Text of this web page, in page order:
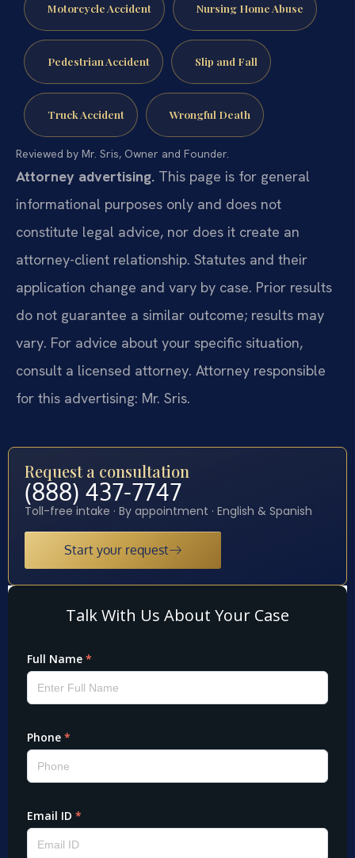
Motorcycle Accident Nursing Home Abuse
Pedestrian Accident Slip and Fall
Truck Accident Wrongful Death
Reviewed by Mr. Sris, Owner and Founder.
Attorney advertising. This page is for general
informational purposes only and does not
constitute legal advice, nor does it create an
attorney-client relationship. Statutes and their
application change and vary by case. Prior results
do not guarantee a similar outcome; results may
vary. For advice about your specific situation,
consult a licensed attorney. Attorney responsible
for this advertising: Mr. Sris.
Request a consultation
(888) 437-7747
Toll-free intake · By appointment · English & Spanish
Start your request